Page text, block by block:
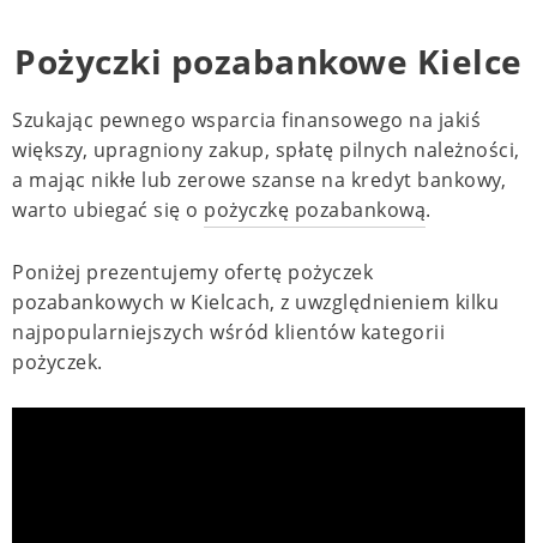
Pożyczki pozabankowe Kielce
Szukając pewnego wsparcia finansowego na jakiś
większy, upragniony zakup, spłatę pilnych należności,
a mając nikłe lub zerowe szanse na kredyt bankowy,
warto ubiegać się o pożyczkę pozabankową.
Poniżej prezentujemy ofertę pożyczek
pozabankowych w Kielcach, z uwzględnieniem kilku
najpopularniejszych wśród klientów kategorii
pożyczek.